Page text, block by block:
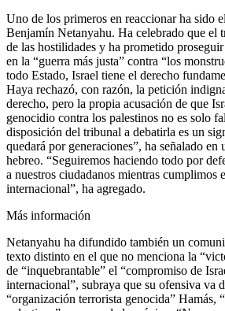
Uno de los primeros en reaccionar ha sido
Benjamín Netanyahu. Ha celebrado que el
de las hostilidades y ha prometido
en la “guerra más justa” contra “los
todo Estado, Israel tiene el derecho
Haya rechazó, con razón, la petición
derecho, pero la propia acusación de que
genocidio contra los palestinos no es solo
disposición del tribunal a debatirla es un
quedará por generaciones”, ha señalado
hebreo. “Seguiremos haciendo todo por
a nuestros ciudadanos mientras cumplimos
internacional”, ha agregado.
Más información
Netanyahu ha difundido también un
texto distinto en el que no menciona la
de “inquebrantable” el “compromiso de
internacional”, subraya que su ofensiva va
“organización terrorista genocida” Hamás,